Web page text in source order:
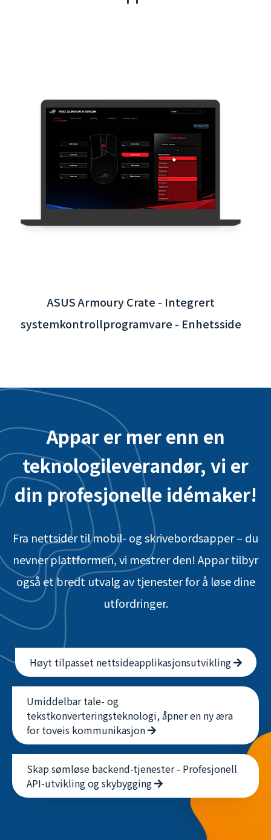
Interaktiv App for Taoyuan internasjonale
lufthavn - Integrasjon av backend-system
Appar er mer enn en
teknologileverandør, vi er
din profesjonelle idémaker!
Fra nettsider til mobil- og skrivebordsapper – du
nevner plattformen, vi mestrer den! Appar tilbyr
også et bredt utvalg av tjenester for å løse dine
utfordringer.
Høyt tilpasset nettsideapplikasjonsutvikling
Umiddelbar tale- og
tekstkonverteringsteknologi, åpner en ny æra
for toveis kommunikasjon
Skap sømløse backend-tjenester - Profesjonell
API-utvikling og skybygging